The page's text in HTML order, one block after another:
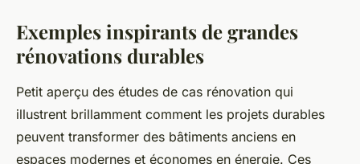
Exemples inspirants de grandes
rénovations durables
Petit aperçu des études de cas rénovation qui
illustrent brillamment comment les projets durables
peuvent transformer des bâtiments anciens en
espaces modernes et économes en énergie. Ces